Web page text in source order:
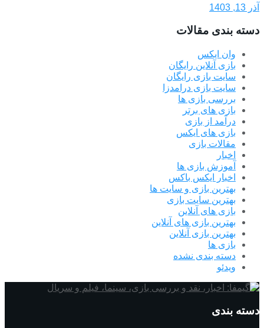
آذر 13, 1403
دسته بندی مقالات
وان ایکس
بازی آنلاین رایگان
سایت بازی رایگان
سایت بازی درامدزا
بررسی بازی ها
بازی های برتر
درآمد از بازی
بازی های ایکس
مقالات بازی
اخبار
آموزش بازی ها
اخبار ایکس باکس
بهترین بازی و سایت ها
بهترین سایت بازی
بازی های آنلاین
بهترین بازی های آنلاین
بهترین بازی آنلاین
بازی ها
دسته بندی نشده
ویدئو
دسته بندی